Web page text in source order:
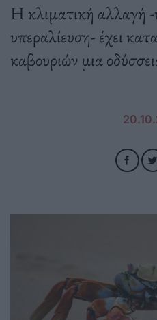
Η κλιματική αλλαγή -
υπεραλίευση- έχει
καβουριών μια